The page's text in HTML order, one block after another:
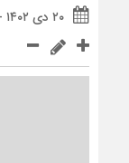
۲۰ دی ۱۴۰۲ - ۱۳:۲۴